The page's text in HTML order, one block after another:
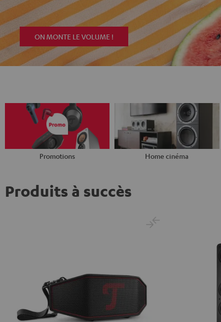
ON MONTE LE VOLUME !
Promotions Home cinéma
Produits à succès